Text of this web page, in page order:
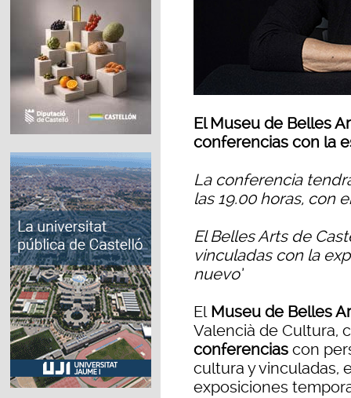
El Museu de Belles
conferencias con la
La conferencia
las 19.00 horas, con
El Belles Arts de
vinculadas con la
nuevo’
ElMuseu de Belles
Valencià de Cultura,
conferencias con
cultura y vinculadas,
exposiciones